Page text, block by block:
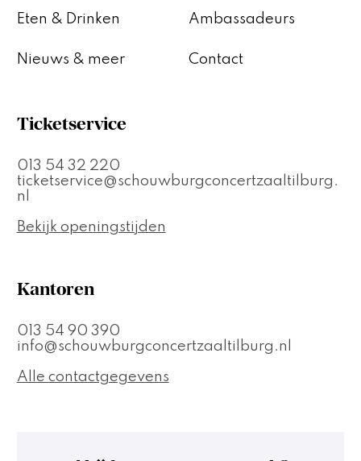
Eten & Drinken
Nieuws & meer
Ambassadeurs
Contact
Ticketservice
013 54 32 220
ticketservice@schouwburgconcertzaaltilburg.
nl
Bekijk openingstijden
Kantoren
013 54 90 390
info@schouwburgconcertzaaltilburg.nl
Alle contactgegevens